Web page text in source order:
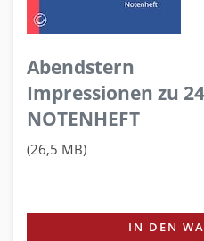
Abendstern
Impressionen zu
NOTENHEFT
(26,5 MB)
IN DEN